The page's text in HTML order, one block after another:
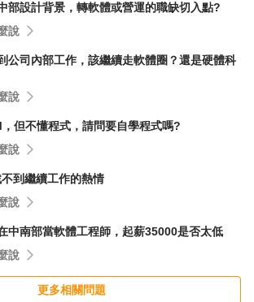
部設計背景，轉軟體或營運的職缺切入點?
說
公司內部工作，該繼續走軟體圈？還是硬體科
說
但不懂程式，請問要自學程式嗎?
說
到繼續工作的熱情
說
中南部當軟體工程師，起薪35000是否太低
說
更多相關問題